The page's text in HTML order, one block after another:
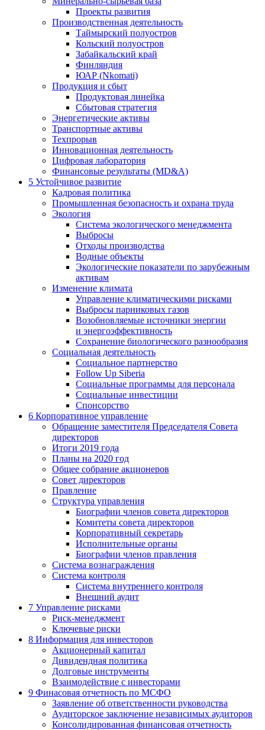
Проекты развития
Производственная деятельность
Таймырский полуостров
Кольский полуостров
Забайкальский край
Финляндия
ЮАР (Nkomati)
Продукция и сбыт
Продуктовая линейка
Сбытовая стратегия
Энергетические активы
Транспортные активы
Техпрорыв
Инновационная деятельность
Цифровая лаборатория
Финансовые результаты (MD&A)
5 Устойчивое развитие
Кадровая политика
Промышленная безопасность и охрана труда
Экология
Система экологического менеджмента
Выбросы
Отходы производства
Водные объекты
Экологические показатели по зарубежным
активам
Изменение климата
Управление климатическими рисками
Выбросы парниковых газов
Возобновляемые источники энергии
и энергоэффективность
Сохранение биологического разнообразия
Социальная деятельность
Социальное партнерство
Follow Up Siberia
Социальные программы для персонала
Социальные инвестиции
Спонсорство
6 Корпоративное управление
Обращение заместителя Председателя Совета
директоров
Итоги 2019 года
Планы на 2020 год
Общее собрание акционеров
Совет директоров
Правление
Структура управления
Биографии членов совета директоров
Комитеты совета директоров
Корпоративный секретарь
Исполнительные органы
Биографии членов правления
Система вознаграждения
Система контроля
Система внутреннего контроля
Внешний аудит
7 Управление рисками
Риск-менеджмент
Ключевые риски
8 Информация для инвесторов
Акционерный капитал
Дивидендная политика
Долговые инструменты
Взаимодействие с инвеcторами
9 Финасовая отчетность по МСФО
Заявление об ответственности руководства
Аудиторское заключение независимых аудиторов
Консолидированная финансовая отчетность